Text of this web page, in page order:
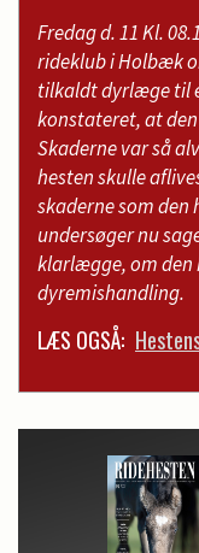
Fredag d. 11 Kl.
rideklub i Holbæk
tilkaldt dyrlæge til
konstateret, at
Skaderne var så
hesten skulle
skaderne som
undersøger nu
klarlægge, om
dyremishandling.
LÆS OGSÅ: